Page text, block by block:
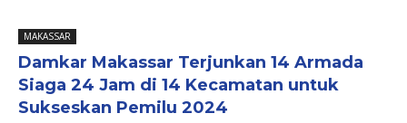
MAKASSAR
Damkar Makassar Terjunkan 14 Armada
Siaga 24 Jam di 14 Kecamatan untuk
Sukseskan Pemilu 2024